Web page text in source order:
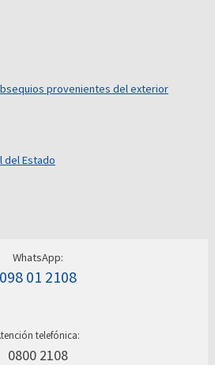
provenientes del exterior
del Estado
WhatsApp:
098 01 2108
telefónica:
0800 2108